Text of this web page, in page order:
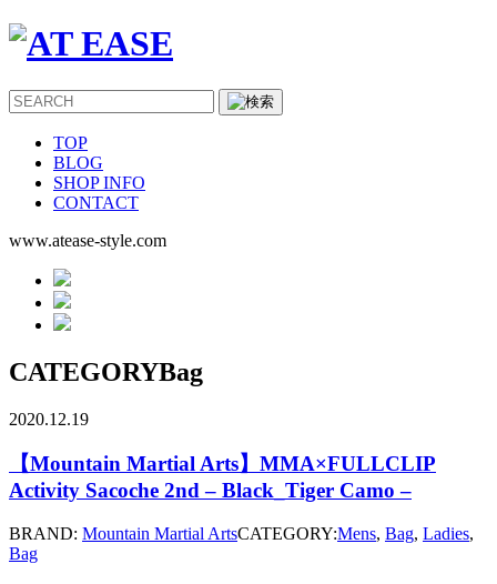
TOP
BLOG
SHOP INFO
CONTACT
www.atease-style.com
CATEGORYBag
2020.12.19
【Mountain Martial Arts】MMA×FULLCLIP
Activity Sacoche 2nd – Black_Tiger Camo –
BRAND: Mountain Martial ArtsCATEGORY:Mens, Bag, Ladies,
Bag